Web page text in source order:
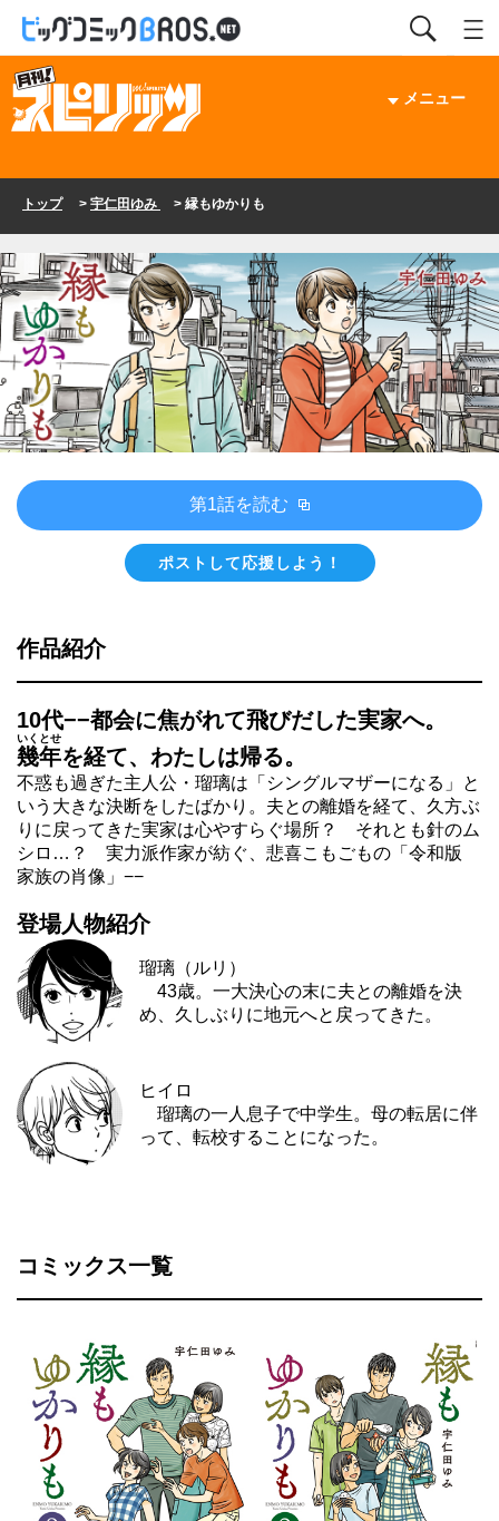
メニュー
トップ> 宇仁田ゆみ > 縁もゆかりも
第1話を読む
ポストして応援しよう！
作品紹介
10代−−都会に焦がれて飛びだした実家へ。
幾年
いくとせ
を経て、わたしは帰る。
不惑も過ぎた主人公・瑠璃は「シングルマザーになる」と
いう大きな決断をしたばかり。夫との離婚を経て、久方ぶ
りに戻ってきた実家は心やすらぐ場所？ それとも針のム
シロ…？ 実力派作家が紡ぐ、悲喜こもごもの「令和版
家族の肖像」−−
登場人物紹介
瑠璃（ルリ）
43歳。一大決心の末に夫との離婚を決
め、久しぶりに地元へと戻ってきた。
ヒイロ
瑠璃の一人息子で中学生。母の転居に伴
って、転校することになった。
コミックス一覧